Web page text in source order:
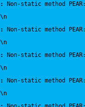
:
Non-static method
\n
:
Non-static method
\n
:
Non-static method
\n
:
Non-static method
\n